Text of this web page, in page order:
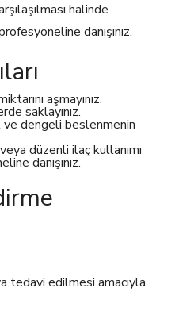
halinde
danışınız.
aşmayınız.
saklayınız.
ve dengeli beslenmenin
düzenli ilaç kullanımı
danışınız.
tedavi edilmesi amacıyla